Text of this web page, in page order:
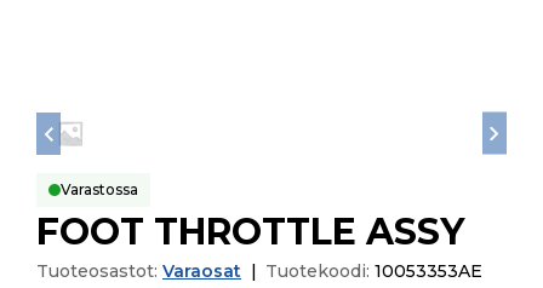
Varastossa
FOOT THROTTLE ASSY
Tuoteosastot: Varaosat Tuotekoodi: 10053353AE